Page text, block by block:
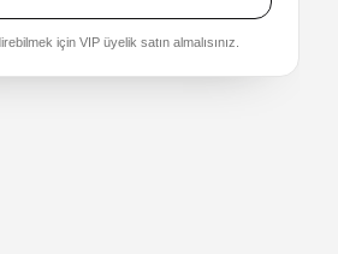
için VIP üyelik satın almalısınız.